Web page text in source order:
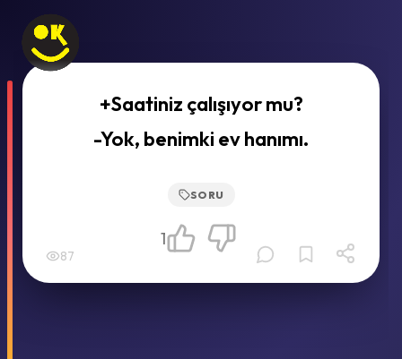
+Saatiniz çalışıyor mu?
-Yok, benimki ev hanımı.
SORU
87
1